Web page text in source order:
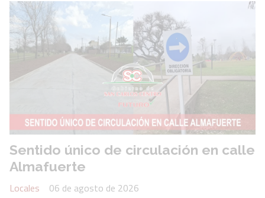
Sentido único de circulación en calle
Almafuerte
Locales
06 de agosto de 2026